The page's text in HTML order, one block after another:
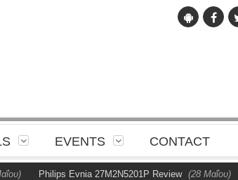
EVENTS CONTACT
Philips Evnia 27M2N5201P Review (28 Μαΐου)